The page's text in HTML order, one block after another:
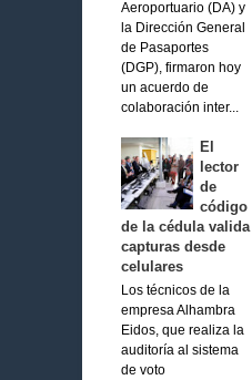
Aeroportuario (DA) y
la Dirección General
de Pasaportes
(DGP), firmaron hoy
un acuerdo de
colaboración inter...
El
lector
de
código
de la cédula valida
capturas desde
celulares
Los técnicos de la
empresa Alhambra
Eidos, que realiza la
auditoría al sistema
de voto